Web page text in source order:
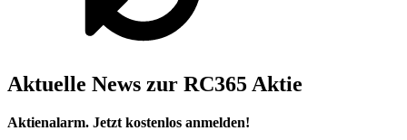
Aktuelle News zur RC365 Aktie
Aktienalarm. Jetzt kostenlos anmelden!